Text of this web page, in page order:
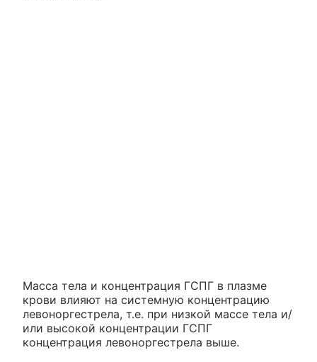
Масса тела и концентрация ГСПГ в плазме
крови влияют на системную концентрацию
левоноргестрела, т.е. при низкой массе тела и/
или высокой концентрации ГСПГ
концентрация левоноргестрела выше.